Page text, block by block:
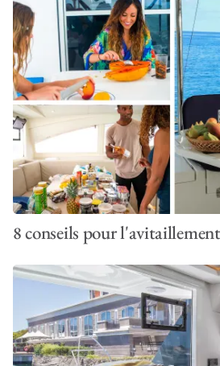
8 conseils pour